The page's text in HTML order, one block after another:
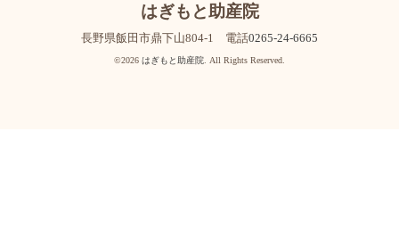
はぎもと助産院
長野県飯田市鼎下山804-1 電話0265-24-6665
©2026 はぎもと助産院 . All Rights Reserved.